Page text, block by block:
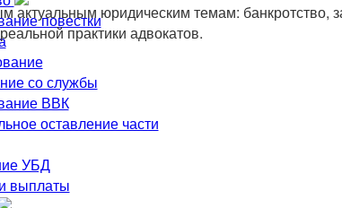
повестки
со службы
ВВК
оставление части
УБД
выплаты
юридическим темам: банкротство,
практики адвокатов.